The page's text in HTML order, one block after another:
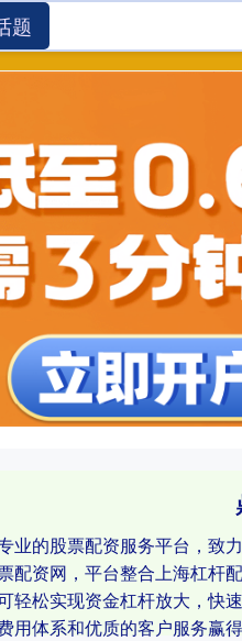
业的股票配资服务平台，致
配资网，平台整合上海杠杆
轻松实现资金杠杆放大，快
用体系和优质的客户服务赢
题